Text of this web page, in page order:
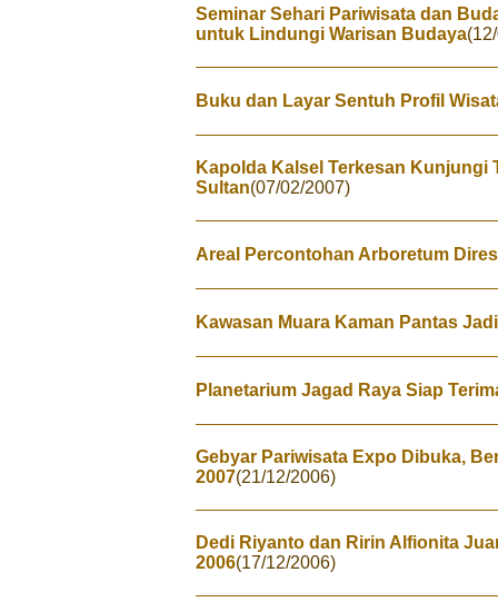
Seminar Sehari Pariwisata dan
untuk Lindungi Warisan Budaya
Buku dan Layar Sentuh Profil
Kapolda Kalsel Terkesan Kunjungi
Sultan(07/02/2007)
Areal Percontohan Arboretum
Kawasan Muara Kaman Pantas
Planetarium Jagad Raya Siap
Gebyar Pariwisata Expo Dibuka,
2007(21/12/2006)
Dedi Riyanto dan Ririn Alfionita
2006(17/12/2006)